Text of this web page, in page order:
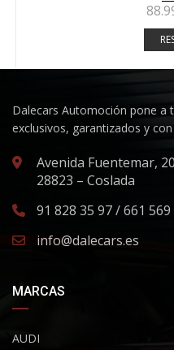
Dalecars Automoción pone a
exclusivos, garantizados y
Avenida Fuentemar,
28823 – Coslada
91 828 35 97 / 661 569
info@dalecars.es
MARCAS
AUDI